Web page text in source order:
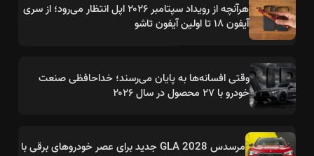
هرآنچه از رویداد سپتامبر ۲۰۲۶ اپل انتظار می‌رود؛ از سری
آیفون ۱۸ تا اولین آیفون تاشو
وقتی افسانه‌ها به پایان می‌رسند؛ خداحافظی صنعت
خودرو با ۲۷ محصول در سال ۲۰۲۶
مرسدس GLA 2028 جدید برای عصر خودروهای برقی با